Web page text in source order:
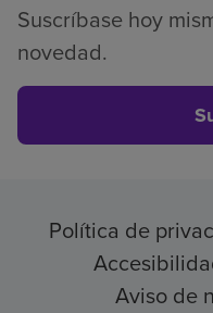
Suscríbase hoy
novedad.
Política de
Aviso de